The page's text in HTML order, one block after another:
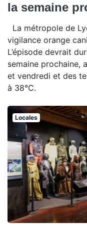
la semaine
La métropole de
vigilance orange
L’épisode devrait
semaine prochaine,
et vendredi et des
à 38°C.
Locales